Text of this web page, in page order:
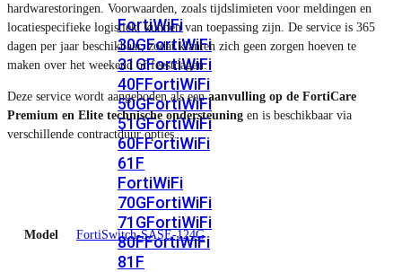
FortiWiFi
30GFortiWiFi
31GFortiWiFi
40FFortiWiFi
50GFortiWiFi
51GFortiWiFi
60FFortiWiFi
61F
FortiWiFi
70GFortiWiFi
71GFortiWiFi
80FFortiWiFi
81F
hardwarestoringen. Voorwaarden, zoals tijdslimieten voor meldingen en
locatiespecifieke logistiek, kunnen van toepassing zijn. De service is 365
dagen per jaar beschikbaar, zodat klanten zich geen zorgen hoeven te
maken over het weekend of feestdagen.
Deze service wordt aangeboden als eenaanvulling op de FortiCare
Premium en Elite technische ondersteuning en is beschikbaar via
verschillende contractduur opties.
Model FortiSwitch-SASE-124G